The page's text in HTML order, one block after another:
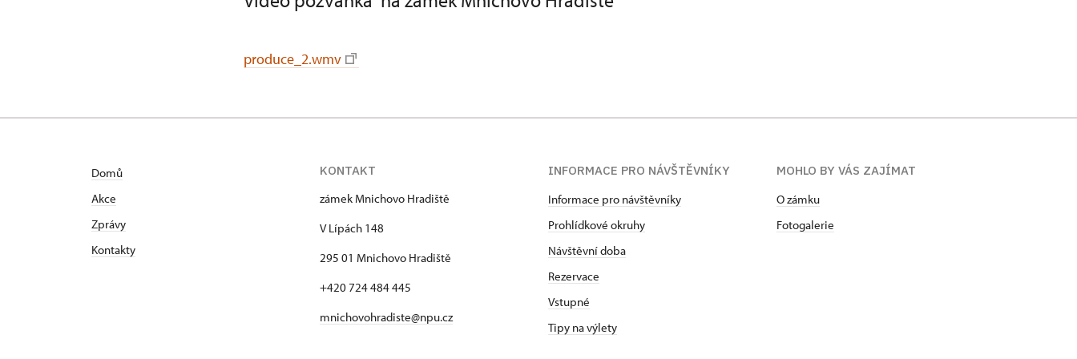
produce_2.wmv
Domů
Akce
Zprávy
Kontakty
KONTAKT
zámek Mnichovo Hradiště
V Lípách 148
295 01 Mnichovo Hradiště
+420 724 484 445
mnichovohradiste@npu.cz
INFORMACE PRO NÁVŠTĚVNÍKY
Informace pro návštěvníky
Prohlídkové okruhy
Návštěvní doba
Rezervace
Vstupné
Tipy na výlety
MOHLO BY VÁS ZAJÍMAT
O zámku
Fotogalerie